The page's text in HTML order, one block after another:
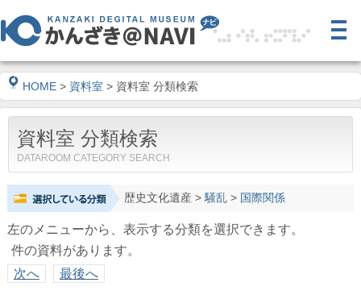
HOME > 資料室 > 資料室 分類検索
資料室 分類検索
DATAROOM CATEGORY SEARCH
歴史文化遺産>騒乱> 国際関係
左のメニューから、表示する分類を選択できます。
件の資料があります。
次へ
最後へ